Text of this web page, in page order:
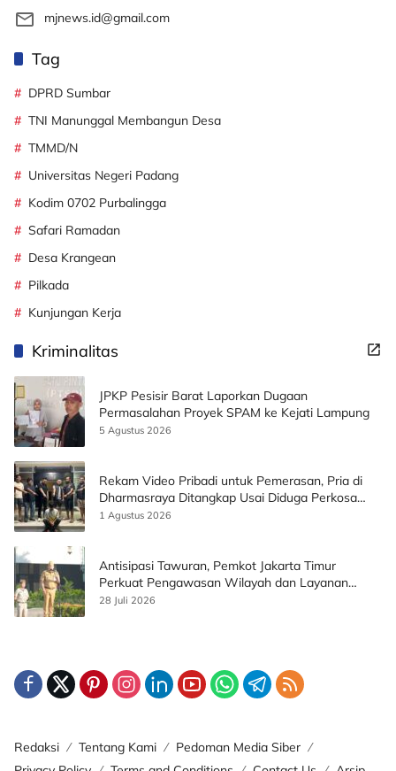
mjnews.id@gmail.com
Tag
DPRD Sumbar
TNI Manunggal Membangun Desa
TMMD/N
Universitas Negeri Padang
Kodim 0702 Purbalingga
Safari Ramadan
Desa Krangean
Pilkada
Kunjungan Kerja
Kriminalitas
JPKP Pesisir Barat Laporkan Dugaan
Permasalahan Proyek SPAM ke Kejati Lampung
5 Agustus 2026
Rekam Video Pribadi untuk Pemerasan, Pria di
Dharmasraya Ditangkap Usai Diduga Perkosa
Korban
1 Agustus 2026
Antisipasi Tawuran, Pemkot Jakarta Timur
Perkuat Pengawasan Wilayah dan Layanan
Publik
28 Juli 2026
Redaksi Tentang Kami
Pedoman Media Siber